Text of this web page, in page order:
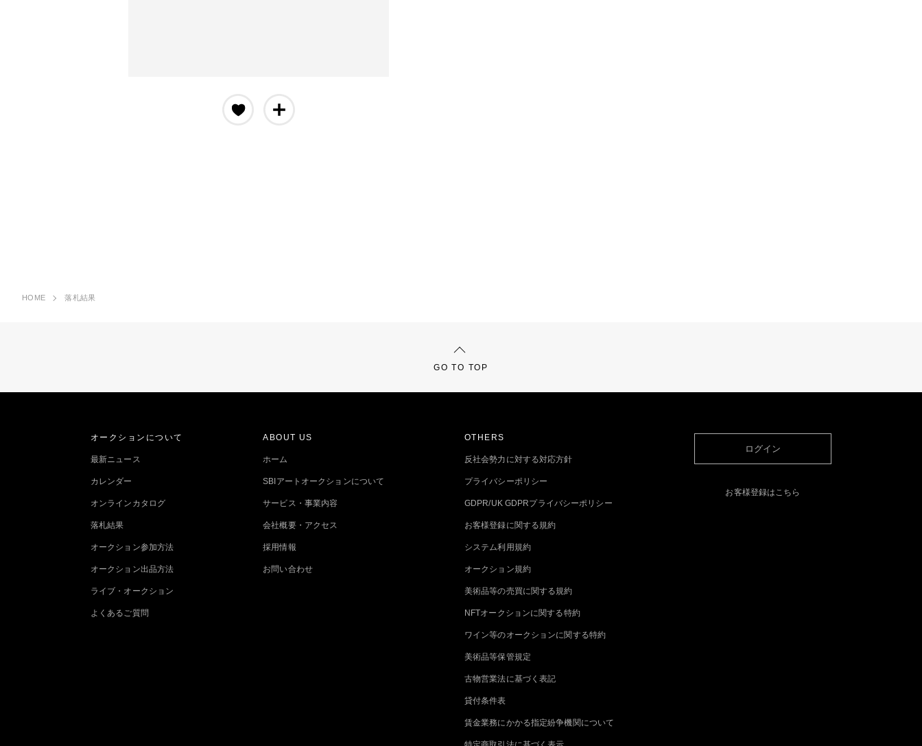
HOME 落札結果
GO TO TOP
オークションについて
最新ニュース
カレンダー
オンラインカタログ
落札結果
オークション参加方法
オークション出品方法
ライブ・オークション
よくあるご質問
ABOUT US
ホーム
SBIアートオークションについて
サービス・事業内容
会社概要・アクセス
採用情報
お問い合わせ
OTHERS
反社会勢力に対する対応方針
プライバシーポリシー
GDPR/UK GDPRプライバシーポリシー
お客様登録に関する規約
システム利用規約
オークション規約
美術品等の売買に関する規約
NFTオークションに関する特約
ワイン等のオークションに関する特約
美術品等保管規定
古物営業法に基づく表記
貸付条件表
賃金業務にかかる指定紛争機関について
ログイン
お客様登録はこちら